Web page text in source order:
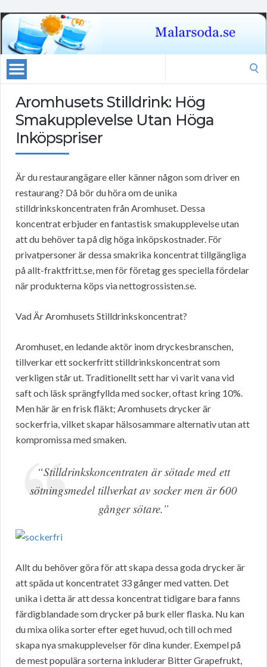
Aromhusets Stilldrink: Hög
Smakupplevelse Utan Höga
Inköpspriser
Är du restaurangägare eller känner någon som driver en
restaurang? Då bör du höra om de unika
stilldrinkskoncentraten från Aromhuset. Dessa
koncentrat erbjuder en fantastisk smakupplevelse utan
att du behöver ta på dig höga inköpskostnader. För
privatpersoner är dessa smakrika koncentrat tillgängliga
på allt-fraktfritt.se, men för företag ges speciella fördelar
när produkterna köps via nettogrossisten.se.
Vad Är Aromhusets Stilldrinkskoncentrat?
Aromhuset, en ledande aktör inom dryckesbranschen,
tillverkar ett sockerfritt stilldrinkskoncentrat som
verkligen står ut. Traditionellt sett har vi varit vana vid
saft och läsk sprängfyllda med socker, oftast kring 10%.
Men här är en frisk fläkt; Aromhusets drycker är
sockerfria, vilket skapar hälsosammare alternativ utan att
kompromissa med smaken.
“Stilldrinkskoncentraten är sötade med ett
sötningsmedel tillverkat av socker men är 600
gånger sötare.”
Allt du behöver göra för att skapa dessa goda drycker är
att späda ut koncentratet 33 gånger med vatten. Det
unika i detta är att dessa koncentrat tidigare bara fanns
färdigblandade som drycker på burk eller flaska. Nu kan
du mixa olika sorter efter eget huvud, och till och med
skapa nya smakupplevelser för dina kunder. Exempel på
de mest populära sorterna inkluderar Bitter Grapefrukt,